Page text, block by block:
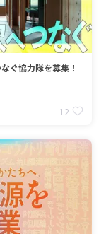
ぐ協力隊を募集！
12